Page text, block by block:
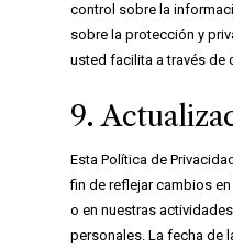
control sobre la
sobre la protección y
usted facilita a través de
9.
Esta Política de
fin de reflejar cambios
o en nuestras
personales. La fecha de